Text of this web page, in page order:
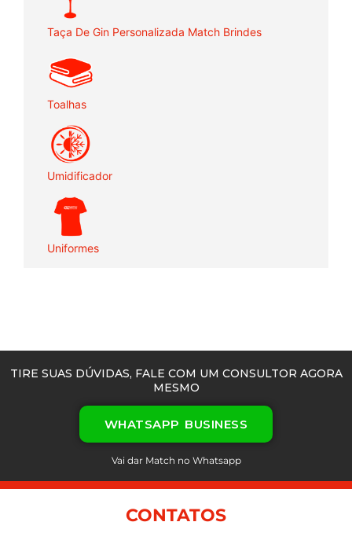
Taça De Gin Personalizada Match Brindes
Toalhas
Umidificador
Uniformes
TIRE SUAS DÚVIDAS, FALE COM UM CONSULTOR AGORA
MESMO
WHATSAPP BUSINESS
Vai dar Match no Whatsapp
CONTATOS